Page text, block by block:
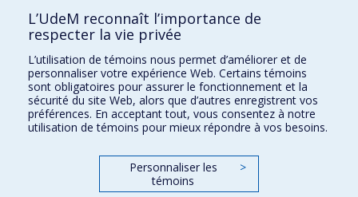
Faculté des sciences de l'éducation
Pavillon Marie-Victorin
90, avenue Vincent-d'Indy
Montréal (Québec) H2V 2S9
L’UdeM reconnaît l’importance de
respecter la vie privée
L’utilisation de témoins nous permet d’améliorer et de
personnaliser votre expérience Web. Certains témoins
sont obligatoires pour assurer le fonctionnement et la
sécurité du site Web, alors que d’autres enregistrent vos
préférences. En acceptant tout, vous consentez à notre
utilisation de témoins pour mieux répondre à vos besoins.
Personnaliser les
témoins
>